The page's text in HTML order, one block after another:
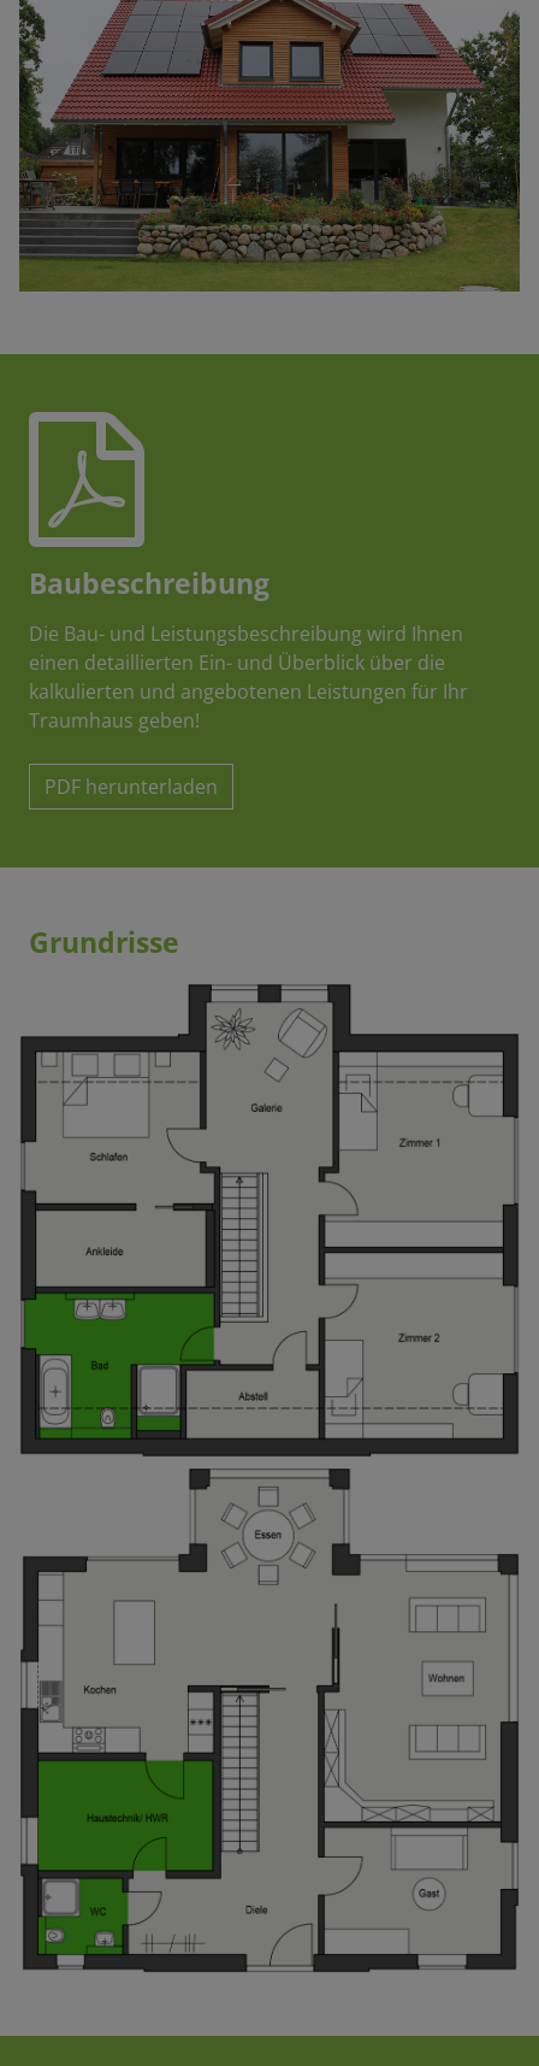
Baubeschreibung
Die Bau- und Leistungsbeschreibung wird Ihnen
einen detaillierten Ein- und Überblick über die
kalkulierten und angebotenen Leistungen für Ihr
Traumhaus geben!
PDF herunterladen
Grundrisse